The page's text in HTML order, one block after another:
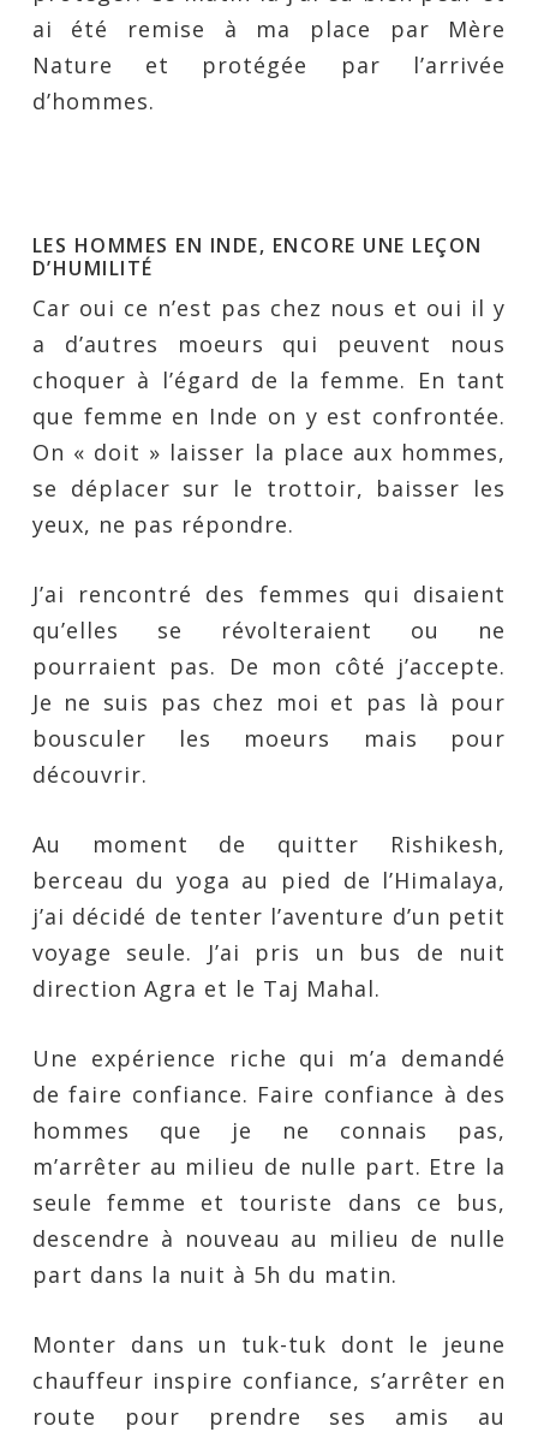
ai été remise à ma place par Mère
Nature et protégée par l’arrivée
d’hommes.
LES HOMMES EN INDE, ENCORE UNE LEÇON
D’HUMILITÉ
Car oui ce n’est pas chez nous et oui il y
a d’autres moeurs qui peuvent nous
choquer à l’égard de la femme. En tant
que femme en Inde on y est confrontée.
On « doit » laisser la place aux hommes,
se déplacer sur le trottoir, baisser les
yeux, ne pas répondre.
J’ai rencontré des femmes qui disaient
qu’elles se révolteraient ou ne
pourraient pas. De mon côté j’accepte.
Je ne suis pas chez moi et pas là pour
bousculer les moeurs mais pour
découvrir.
Au moment de quitter Rishikesh,
berceau du yoga au pied de l’Himalaya,
j’ai décidé de tenter l’aventure d’un petit
voyage seule. J’ai pris un bus de nuit
direction Agra et le Taj Mahal.
Une expérience riche qui m’a demandé
de faire confiance. Faire confiance à des
hommes que je ne connais pas,
m’arrêter au milieu de nulle part. Etre la
seule femme et touriste dans ce bus,
descendre à nouveau au milieu de nulle
part dans la nuit à 5h du matin.
Monter dans un tuk-tuk dont le jeune
chauffeur inspire confiance, s’arrêter en
route pour prendre ses amis au